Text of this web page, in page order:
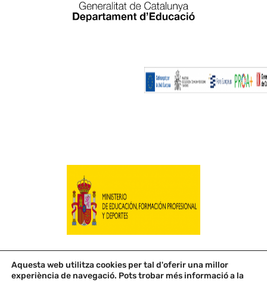
© 2026 Escola Roser Capdevila
Aquesta web utilitza cookies per tal d'oferir una millor
experiència de navegació. Pots trobar més informació a la